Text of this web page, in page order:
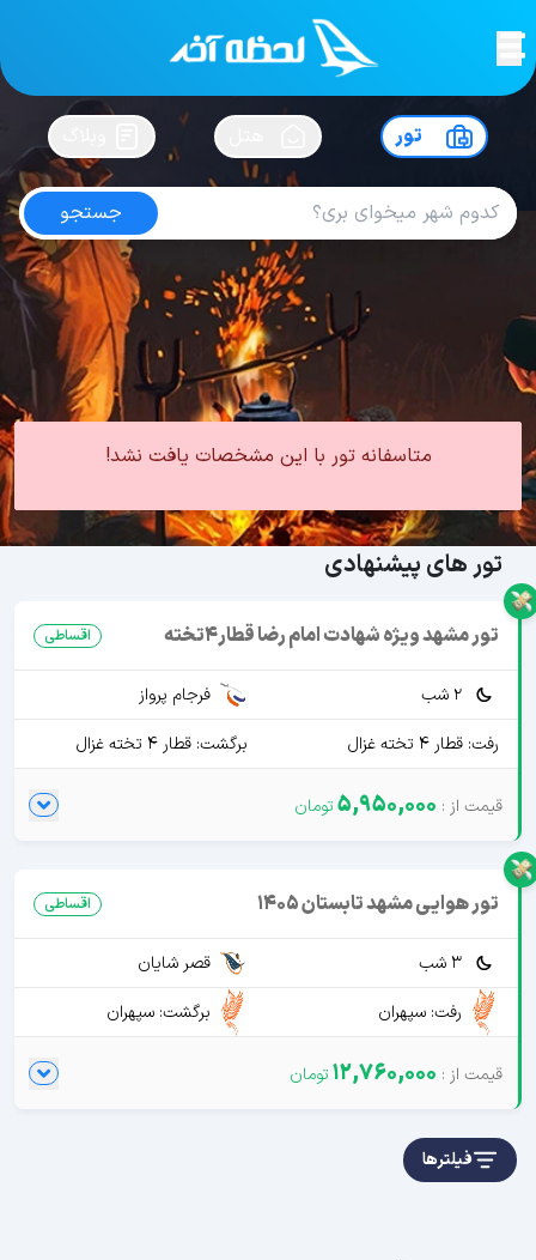
لحظه آخرسفرت رو بساز !
تور
جستجو
تور کویر
4.1 از 5| از1967 کاربر
لحظه آخر تور داخلی تور کویر
متاسفانه تور با این مشخصات یافت نشد!
تور های پیشنهادی
تور مشهد ویژه شهادت امام رضا قطار4تخته اقساطی
2 شب
فرجام پرواز
رفت: قطار 4 تخته غزال
برگشت: قطار 4 تخته غزال
5,950,000
تور هوایی مشهد تابستان 1405 اقساطی
3 شب
قصر شایان
رفت: سپهران
برگشت: سپهران
12,760,000
فیلترها